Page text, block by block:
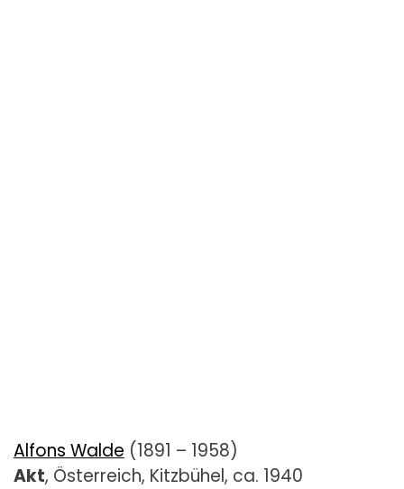
Alfons Walde (1891 – 1958)
Akt, Österreich, Kitzbühel, ca. 1940